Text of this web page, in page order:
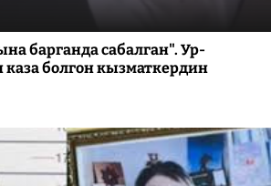
барганда сабалган". Ур-
болгон кызматкердин